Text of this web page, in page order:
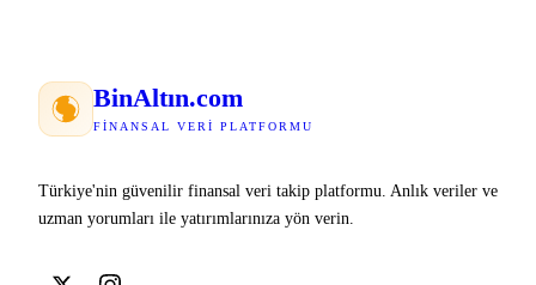
BinAltın.com
FINANSAL VERI PLATFORMU
Türkiye'nin güvenilir finansal veri takip platformu. Anlık veriler ve
uzman yorumları ile yatırımlarınıza yön verin.